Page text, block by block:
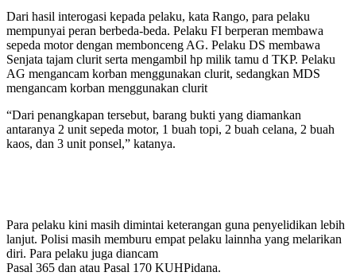
Dari hasil interogasi kepada pelaku, kata Rango, para pelaku
mempunyai peran berbeda-beda. Pelaku FI berperan membawa
sepeda motor dengan membonceng AG. Pelaku DS membawa
Senjata tajam clurit serta mengambil hp milik tamu d TKP. Pelaku
AG mengancam korban menggunakan clurit, sedangkan MDS
mengancam korban menggunakan clurit
“Dari penangkapan tersebut, barang bukti yang diamankan
antaranya 2 unit sepeda motor, 1 buah topi, 2 buah celana, 2 buah
kaos, dan 3 unit ponsel,” katanya.
Para pelaku kini masih dimintai keterangan guna penyelidikan lebih
lanjut. Polisi masih memburu empat pelaku lainnha yang melarikan
diri. Para pelaku juga diancam
Pasal 365 dan atau Pasal 170 KUHPidana.